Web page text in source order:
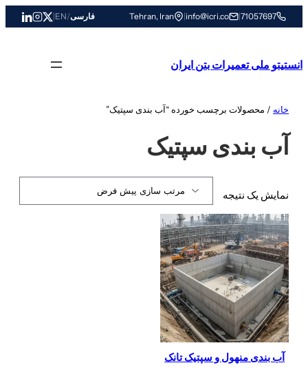
به
71057697
|
info@icri.co
|
Tehran, Iran فارسی/
EN
|
انستیتو ملی تعمیرات بتن ایران
خانه / محصولات برچسب خورده “آب بندی سپتیک”
آب بندی سپتیک
نمایش یک نتیجه
آب بندی منهول و سپتیک تانک